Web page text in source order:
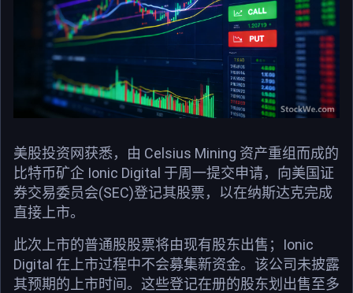
美股投资网获悉，由 Celsius Mining 资产重组而成的
比特币矿企 Ionic Digital 于周一提交申请，向美国证
券交易委员会(SEC)登记其股票，以在纳斯达克完成
直接上市。
此次上市的普通股股票将由现有股东出售；Ionic
Digital 在上市过程中不会募集新资金。该公司未披露
其预期的上市时间。这些登记在册的股东划出售至多